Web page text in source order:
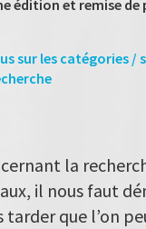
édition et remise de
sur les catégories /
la
il nous faut
tarder que l’on